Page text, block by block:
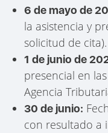
6 de mayo de
la asistencia y
solicitud de cita).
1 de junio de
presencial en
Agencia
30 de junio:
con resultado a